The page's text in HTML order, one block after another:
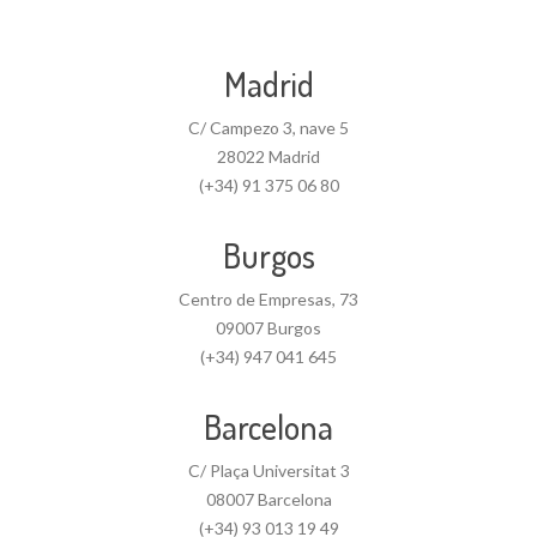
Madrid
C/ Campezo 3, nave 5
28022 Madrid
(+34) 91 375 06 80
Burgos
Centro de Empresas, 73
09007 Burgos
(+34) 947 041 645
Barcelona
C/ Plaça Universitat 3
08007 Barcelona
(+34) 93 013 19 49